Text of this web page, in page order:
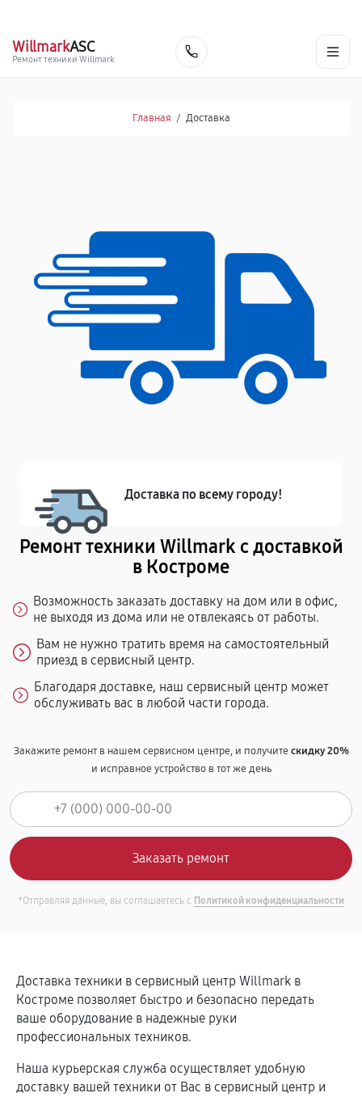
WillmarkASC
Ремонт техники Willmark
Главная / Доставка
Ремонт техники Willmark с доставкой
в Костроме
Возможность заказать доставку на дом или в офис,
не выходя из дома или не отвлекаясь от работы.
Вам не нужно тратить время на самостоятельный
приезд в сервисный центр.
Благодаря доставке, наш сервисный центр может
обслуживать вас в любой части города.
Закажите ремонт в нашем сервисном центре, и получитескидку 20%
и исправное устройство в тот же день
*Отправляя данные, вы соглашаетесь с Политикой конфиденциальности
Доставка по всему городу!
Доставка техники в сервисный центр Willmark в
Костроме позволяет быстро и безопасно передать
ваше оборудование в надежные руки
профессиональных техников.
Наша курьерская служба осуществляет удобную
доставку вашей техники от Вас в сервисный центр и